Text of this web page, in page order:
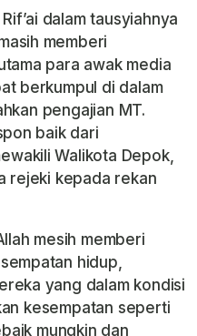
dalam tausyiahnya
memberi
para awak media
berkumpul di dalam
pengajian MT.
baik dari
Walikota Depok,
rejeki kepada rekan
mesih memberi
hidup,
yang dalam kondisi
kesempatan seperti
mungkin dan